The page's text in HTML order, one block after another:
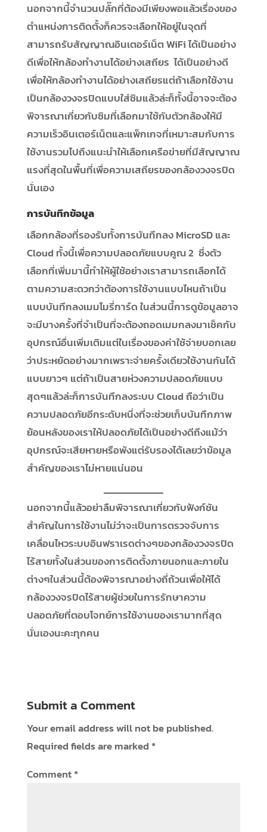
นอกจากนี้จำนวนปลั๊กที่ต้องมีเพียงพอแล้วเรื่องของ
ตำแหน่งการติดตั้งก็ควรจะเลือกให้อยู่ในจุดที่
สามารถรับสัญญาณอินเตอร์เน็ต WiFi ได้เป็นอย่าง
ดีเพื่อให้กล้องทำงานได้อย่างเสถียร ได้เป็นอย่างดี
เพื่อให้กล้องทำงานได้อย่างเสถียรแต่ถ้าเลือกใช้งาน
เป็นกล้องวงจรปิดแบบใส่ซิมแล้วล่ะก็ทั้งนี้อาจจะต้อง
พิจารณาเกี่ยวกับซิมที่เลือกมาใช้กับตัวกล้องให้มี
ความเร็วอินเตอร์เน็ตและแพ็กเกจที่เหมาะสมกับการ
ใช้งานรวมไปถึงแนะนำให้เลือกเครือข่ายที่มีสัญญาณ
แรงที่สุดในพื้นที่เพื่อความเสถียรของกล้องวงจรปิด
นั่นเอง
การบันทึกข้อมูล
เลือกกล้องที่รองรับทั้งการบันทึกลง MicroSD และ
Cloud ทั้งนี้เพื่อความปลอดภัยแบบคูณ 2 ซึ่งตัว
เลือกที่เพิ่มมานี้ทำให้ผู้ใช้อย่างเราสามารถเลือกได้
ตามความสะดวกว่าต้องการใช้งานแบบไหนถ้าเป็น
แบบบันทึกลงเมมโมรี่การ์ด ในส่วนนี้การดูข้อมูลอาจ
จะมีบางครั้งที่จำเป็นที่จะต้องถอดเมมกลงมาเช็คกับ
อุปกรณ์อื่นเพิ่มเติมแต่ในเรื่องของค่าใช้จ่ายบอกเลย
ว่าประหยัดอย่างมากเพราะจ่ายครั้งเดียวใช้งานกันได้
แบบยาวๆ แต่ถ้าเป็นสายห่วงความปลอดภัยแบบ
สุดๆแล้วล่ะก็การบันทึกลงระบบ Cloud ถือว่าเป็น
ความปลอดภัยอีกระดับหนึ่งที่จะช่วยเก็บบันทึกภาพ
ย้อนหลังของเราให้ปลอดภัยได้เป็นอย่างดีถึงแม้ว่า
อุปกรณ์จะเสียหายหรือพังแต่รับรองได้เลยว่าข้อมูล
สำคัญของเราไม่หายแน่นอน
นอกจากนี้แล้วอย่าลืมพิจารณาเกี่ยวกับฟังก์ชัน
สำคัญในการใช้งานไม่ว่าจะเป็นการตรวจจับการ
เคลื่อนไหวระบบอินฟราเรดต่างๆของกล้องวงจรปิด
ไร้สายทั้งในส่วนของการติดตั้งภายนอกและภายใน
ต่างๆในส่วนนี้ต้องพิจารณาอย่างถี่ถ้วนเพื่อให้ได้
กล้องวงจรปิดไร้สายผู้ช่วยในการรักษาความ
ปลอดภัยที่ตอบโจทย์การใช้งานของเรามากที่สุด
นั่นเองนะคะทุกคน
Submit a Comment
Your email address will not be published.
Required fields are marked *
Comment*